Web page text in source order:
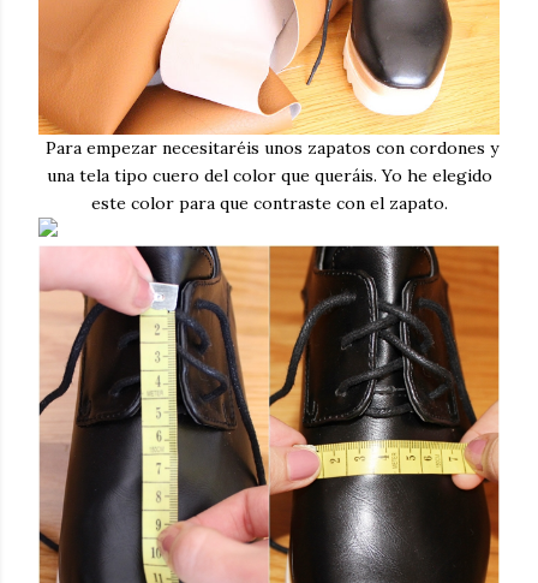
Para empezar necesitaréis unos zapatos con cordones y
una tela tipo cuero del color que queráis. Yo he elegido
este color para que contraste con el zapato.